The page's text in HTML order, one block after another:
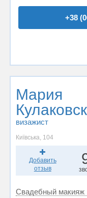
+38
Мария
визажист
Київська, 104
Добавить
отзыв
Свадебный макияж